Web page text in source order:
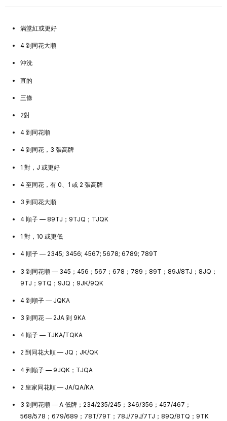
滿堂紅或更好
4 到同花大順
沖洗
直的
三條
2對
4 到同花順
4 到同花，3 張高牌
1 對，J 或更好
4 至同花，有 0、1 或 2 張高牌
3 到同花大順
4 順子 — 89TJ；9TJQ；TJQK
1 對，10 或更低
4 順子 — 2345; 3456; 4567; 5678; 6789; 789T
3 到同花順 — 345；456；567；678；789；89T；89J/8TJ；8JQ；
9TJ；9TQ；9JQ；9JK/9QK
4 到順子 — JQKA
3 到同花 — 2JA 到 9KA
4 順子 — TJKA/TQKA
2 到同花大順 — JQ；JK/QK
4 到順子 — 9JQK；TJQA
2 皇家同花順 — JA/QA/KA
3 到同花順 — A 低牌；234/235/245；346/356；457/467；
568/578；679/689；78T/79T；78J/79J/7TJ；89Q/8TQ；9TK